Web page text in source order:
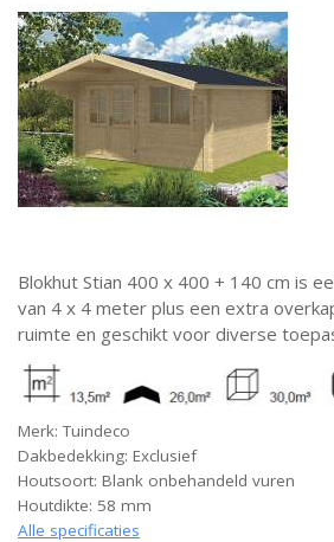
Blokhut Stian 400 x 400 + 140 cm is
van 4 x 4 meter plus een extra
ruimte en geschikt voor diverse
Merk: Tuindeco
Dakbedekking: Exclusief
Houtsoort: Blank onbehandeld vuren
Houtdikte: 58 mm
Alle specificaties